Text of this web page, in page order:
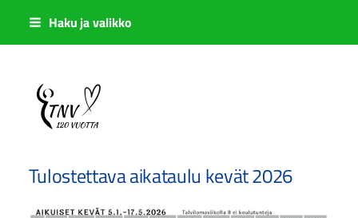
Siirry
sisältöön
Haku ja valikko
Sivuston etusivulle
Tulostettava aikataulu kevät 2026